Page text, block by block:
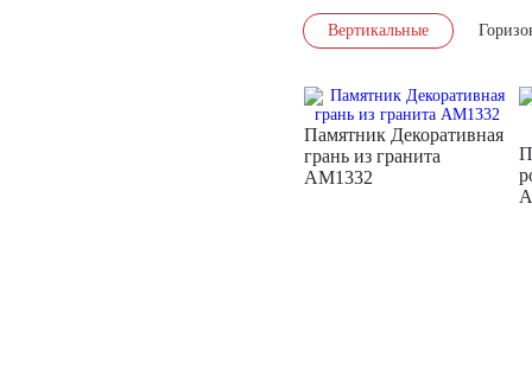
Вертикальные
Памятник Декоративная
грань из гранита
AM1332